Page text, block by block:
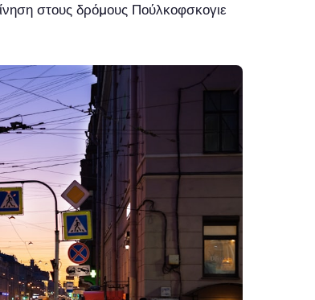
στους δρόμους Πούλκοφσκογιε